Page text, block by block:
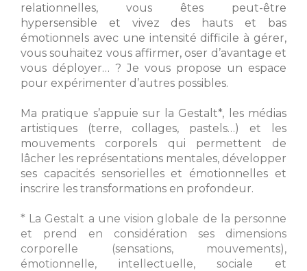
relationnelles, vous êtes peut-être
hypersensible et vivez des hauts et bas
émotionnels avec une intensité difficile à gérer,
vous souhaitez vous affirmer, oser d’avantage et
vous déployer… ? Je vous propose un espace
pour expérimenter d’autres possibles.
Ma pratique s’appuie sur la Gestalt*, les médias
artistiques (terre, collages, pastels…) et les
mouvements corporels qui permettent de
lâcher les représentations mentales, développer
ses capacités sensorielles et émotionnelles et
inscrire les transformations en profondeur.
* La Gestalt a une vision globale de la personne
et prend en considération ses dimensions
corporelle (sensations, mouvements),
émotionnelle, intellectuelle, sociale et